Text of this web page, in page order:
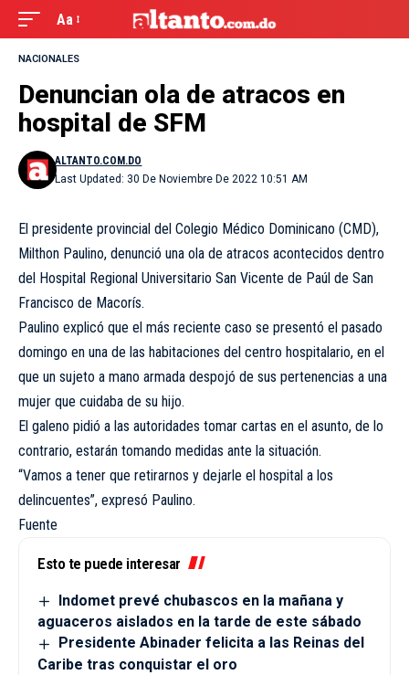
Aa
NACIONALES
Denuncian ola de atracos en
hospital de SFM
Last Updated: 30 De Noviembre De 2022 10:51 AM
ALTANTO.COM.DO
El presidente provincial del Colegio Médico Dominicano (CMD),
Milthon Paulino, denunció una ola de atracos acontecidos dentro
del Hospital Regional Universitario San Vicente de Paúl de San
Francisco de Macorís.
Paulino explicó que el más reciente caso se presentó el pasado
domingo en una de las habitaciones del centro hospitalario, en el
que un sujeto a mano armada despojó de sus pertenencias a una
mujer que cuidaba de su hijo.
El galeno pidió a las autoridades tomar cartas en el asunto, de lo
contrario, estarán tomando medidas ante la situación.
“Vamos a tener que retirarnos y dejarle el hospital a los
delincuentes”, expresó Paulino.
Fuente
Esto te puede interesar
Indomet prevé chubascos en la mañana y
aguaceros aislados en la tarde de este sábado
Presidente Abinader felicita a las Reinas del
Caribe tras conquistar el oro